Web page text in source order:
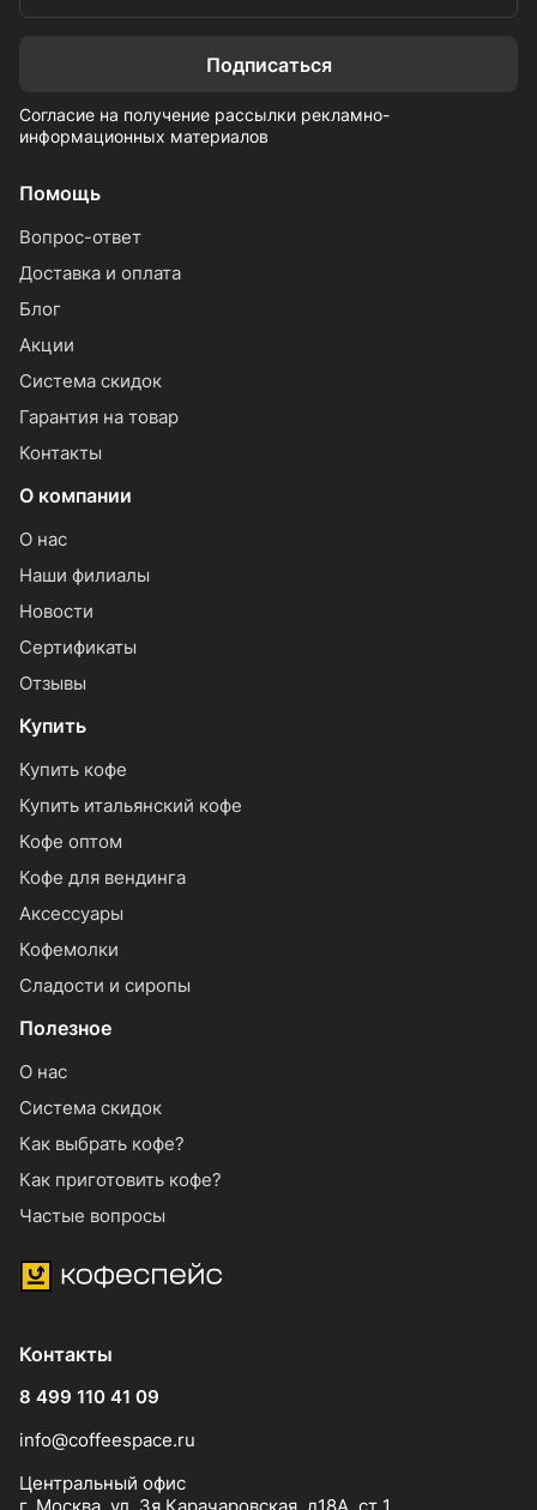
Подписаться
Согласие на получение рассылки рекламно-
информационных материалов
Помощь
Вопрос-ответ
Доставка и оплата
Блог
Акции
Система скидок
Гарантия на товар
Контакты
О компании
О нас
Наши филиалы
Новости
Сертификаты
Отзывы
Купить
Купить кофе
Купить итальянский кофе
Кофе оптом
Кофе для вендинга
Аксессуары
Кофемолки
Сладости и сиропы
Полезное
О нас
Система скидок
Как выбрать кофе?
Как приготовить кофе?
Частые вопросы
Контакты
8 499 110 41 09
info@coffeespace.ru
Центральный офис